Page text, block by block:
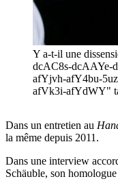
Y a-t-il une
dcAC8s-dcAAYe-
afYjvh-afY4bu-
afVk3i-afYdWY"
Dans un entretien au
la même depuis 2011.
Dans une interview
Schäuble, son